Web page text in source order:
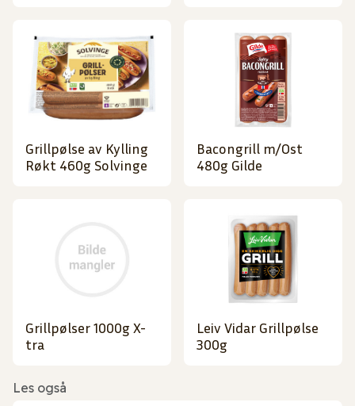
Grillpølse av Kylling
Røkt 460g Solvinge
Bacongrill m/Ost
480g Gilde
Grillpølser 1000g X-
tra
Leiv Vidar Grillpølse
300g
Les også